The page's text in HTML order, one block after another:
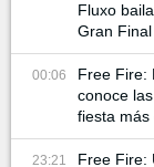
Fluxo
Gran
00:06
Free Fire:
conoce
fiesta
23:21
Free Fire: